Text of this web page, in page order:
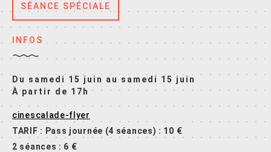
SÉANCE SPÉCIALE
INFOS
Du samedi 15 juin au samedi 15 juin
À partir de 17h
cinescalade-flyer
TARIF : Pass journée (4 séances) : 10 €
2 séances : 6 €